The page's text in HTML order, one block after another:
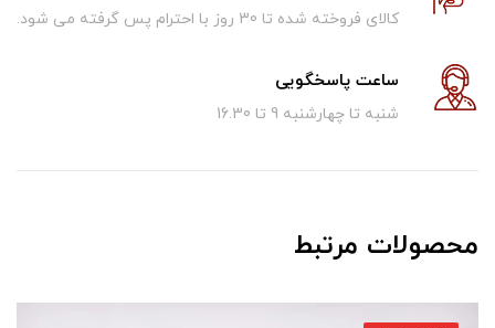
کالای فروخته شده تا 30 روز با احترام پس گرفته می شود.
ساعت پاسخگویی
شنبه تا چهارشنبه 9 تا 16.30
محصولات مرتبط